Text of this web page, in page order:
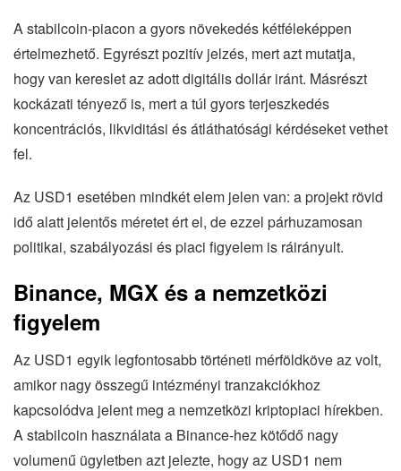
A stabilcoin-piacon a gyors növekedés kétféleképpen
értelmezhető. Egyrészt pozitív jelzés, mert azt mutatja,
hogy van kereslet az adott digitális dollár iránt. Másrészt
kockázati tényező is, mert a túl gyors terjeszkedés
koncentrációs, likviditási és átláthatósági kérdéseket vethet
fel.
Az USD1 esetében mindkét elem jelen van: a projekt rövid
idő alatt jelentős méretet ért el, de ezzel párhuzamosan
politikai, szabályozási és piaci figyelem is ráirányult.
Binance, MGX és a nemzetközi
figyelem
Az USD1 egyik legfontosabb történeti mérföldköve az volt,
amikor nagy összegű intézményi tranzakciókhoz
kapcsolódva jelent meg a nemzetközi kriptopiaci hírekben.
A stabilcoin használata a Binance-hez kötődő nagy
volumenű ügyletben azt jelezte, hogy az USD1 nem